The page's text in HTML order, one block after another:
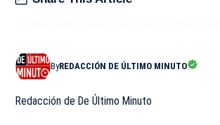
ByREDACCIÓN DE ÚLTIMO MINUTO
Redacción de De Último Minuto